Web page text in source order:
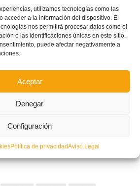
utilizamos tecnologías como las
acceder a la información del dispositivo. El
nos permitirá procesar datos como el
o las identificaciones únicas en este sitio.
puede afectar negativamente a
Aceptar
Denegar
Configuración
Política de privacidadAviso Legal